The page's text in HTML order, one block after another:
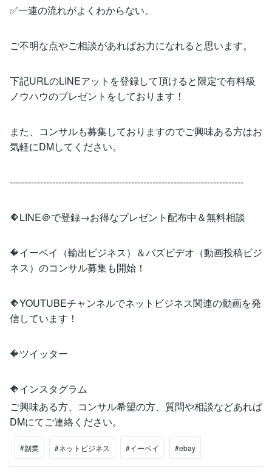
✅一連の流れがよくわからない。
ご不明な点やご相談があればお力になれると思います。
下記URLのLINEアットを登録して頂けると限定で有料級
ノウハウのプレゼントをしております！
また、コンサルも募集しておりますのでご興味ある方はお
気軽にDMしてください。
-----------------------------------------------------------------------------
🔶LINE＠で登録→お得なプレゼント配布中＆無料相談
🔶イーベイ（輸出ビジネス）＆バズビデオ（動画投稿ビジ
ネス）のコンサル募集も開始！
🔶YOUTUBEチャンネルでネットビジネス関連の動画を発
信しています！
🔶ツイッター
🔶インスタグラム
ご興味ある方、コンサル希望の方、質問や相談などあれば
DMにてご連絡ください。
#副業 #ネットビジネス #イーベイ #ebay